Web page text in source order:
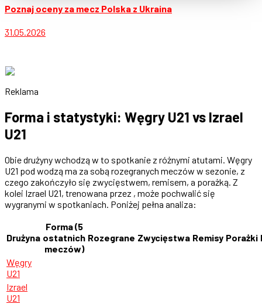
Poznaj oceny za mecz Polska z Ukraina
31.05.2026
Reklama
Forma i statystyki: Węgry U21 vs Izrael
U21
Obie drużyny wchodzą w to spotkanie z różnymi atutami. Węgry
U21 pod wodzą ma za sobą rozegranych meczów w sezonie, z
czego zakończyło się zwycięstwem, remisem, a porażką. Z
kolei Izrael U21, trenowana przez , może pochwalić się
wygranymi w spotkaniach. Poniżej pełna analiza:
Drużyna
Forma (5
ostatnich
meczów)
Rozegrane Zwycięstwa Remisy Porażki
Węgry
U21
Izrael
U21